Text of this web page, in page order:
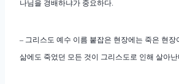
나님을 경배하냐가 중요하다.
– 그리스도 예수 이름 붙잡은 현장에는 죽은 현장
삶에도 죽었던 모든 것이 그리스도로 인해 살아난